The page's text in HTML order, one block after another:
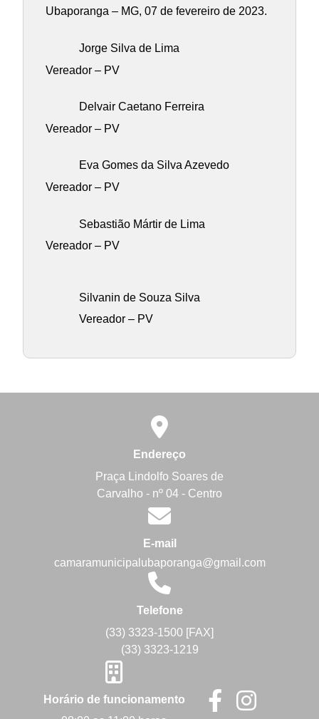
Ubaporanga – MG, 07 de fevereiro de 2023.
Jorge Silva de Lima
Vereador – PV
Delvair Caetano Ferreira
Vereador – PV
Eva Gomes da Silva Azevedo
Vereador – PV
Sebastião Mártir de Lima
Vereador – PV
Silvanin de Souza Silva
Vereador – PV
Endereço
Praça Lindolfo Soares de
Carvalho - nº 04 - Centro
E-mail
camaramunicipalubaporanga@gmail.com
Telefone
(33) 3323-1500 [FAX]
(33) 3323-1219
Horário de funcionamento